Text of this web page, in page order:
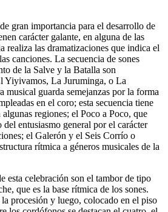
gran importancia para el desarrollo de
carácter galante, en alguna de las
realiza las dramatizaciones que indica el
canciones. La secuencia de sones
de la Salve y la Batalla son
Yiyivamos, La Juruminga, o La
musical guarda semejanzas por la forma
en el coro; esta secuencia tiene
regiones; el Poco a Poco, que
entusiasmo general por el carácter
el Galerón y el Seis Corrío o
rítmica a géneros musicales de la
esta celebración son el tambor de tipo
que es la base rítmica de los sones.
la procesión y luego, colocado en el piso